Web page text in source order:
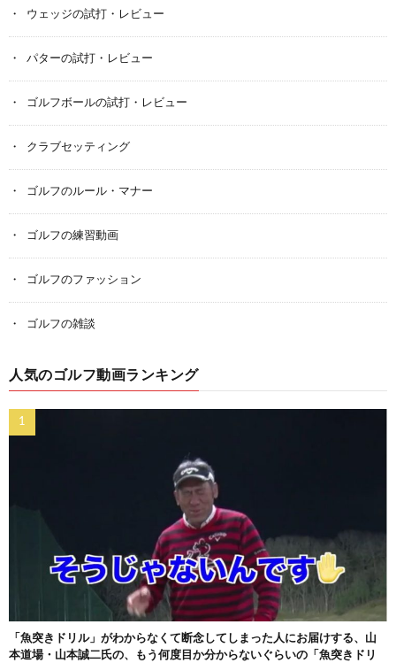
ウェッジの試打・レビュー
パターの試打・レビュー
ゴルフボールの試打・レビュー
クラブセッティング
ゴルフのルール・マナー
ゴルフの練習動画
ゴルフのファッション
ゴルフの雑談
人気のゴルフ動画ランキング
「魚突きドリル」がわからなくて断念してしまった人にお届けする、山
本道場・山本誠二氏の、もう何度目か分からないぐらいの「魚突きドリ